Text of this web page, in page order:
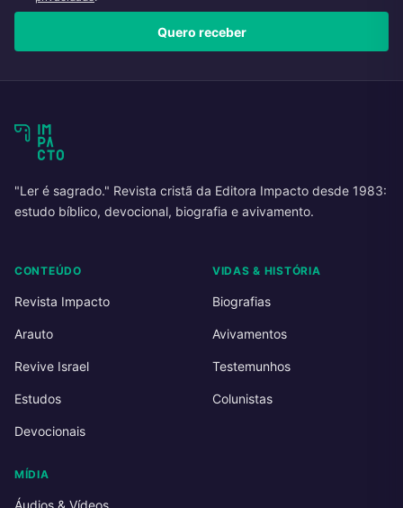
Quero receber
"Ler é sagrado." Revista cristã da Editora Impacto desde 1983:
estudo bíblico, devocional, biografia e avivamento.
CONTEÚDO
Revista Impacto
Arauto
Revive Israel
Estudos
Devocionais
VIDAS & HISTÓRIA
Biografias
Avivamentos
Testemunhos
Colunistas
MÍDIA
Áudios & Vídeos